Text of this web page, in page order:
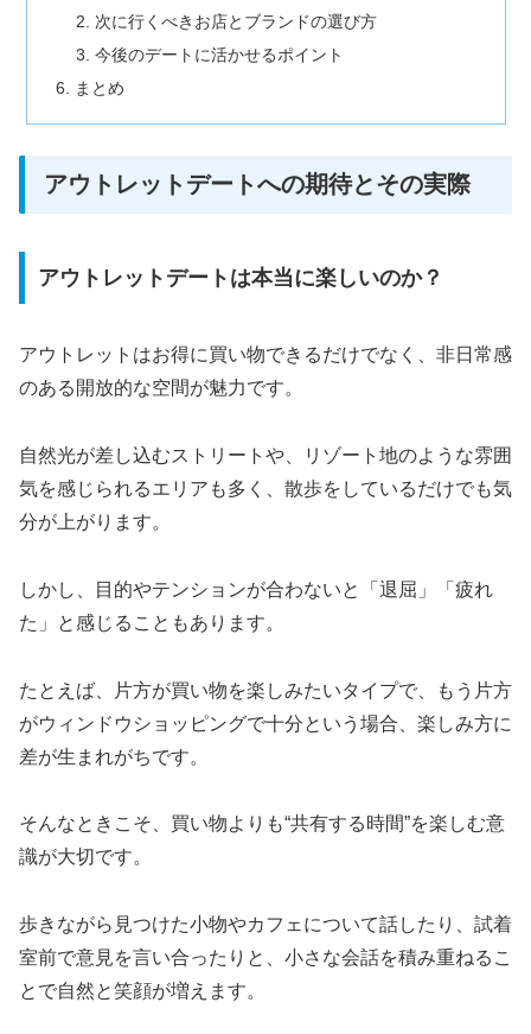
次に行くべきお店とブランドの選び方
今後のデートに活かせるポイント
まとめ
アウトレットデートへの期待とその実際
アウトレットデートは本当に楽しいのか？
アウトレットはお得に買い物できるだけでなく、非日常感
のある開放的な空間が魅力です。
自然光が差し込むストリートや、リゾート地のような雰囲
気を感じられるエリアも多く、散歩をしているだけでも気
分が上がります。
しかし、目的やテンションが合わないと「退屈」「疲れ
た」と感じることもあります。
たとえば、片方が買い物を楽しみたいタイプで、もう片方
がウィンドウショッピングで十分という場合、楽しみ方に
差が生まれがちです。
そんなときこそ、買い物よりも“共有する時間”を楽しむ意
識が大切です。
歩きながら見つけた小物やカフェについて話したり、試着
室前で意見を言い合ったりと、小さな会話を積み重ねるこ
とで自然と笑顔が増えます。